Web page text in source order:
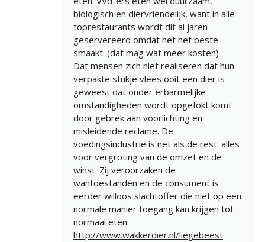
biologisch en diervriendelijk, want in alle
toprestaurants wordt dit al jaren
geservereerd omdat het het beste
smaakt. (dat mag wat meer kosten)
Dat mensen zich niet realiseren dat hun
verpakte stukje vlees ooit een dier is
geweest dat onder erbarmelijke
omstandigheden wordt opgefokt komt
door gebrek aan voorlichting en
misleidende reclame. De
voedingsindustrie is net als de rest: alles
voor vergroting van de omzet en de
winst. Zij veroorzaken de
wantoestanden en de consument is
eerder willoos slachtoffer die niet op een
normale manier toegang kan krijgen tot
normaal eten.
http://www.wakkerdier.nl/liegebeest